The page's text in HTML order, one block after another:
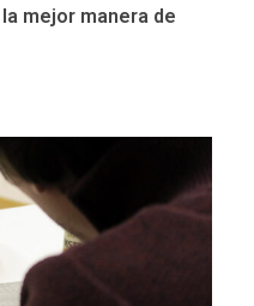
mejor manera de